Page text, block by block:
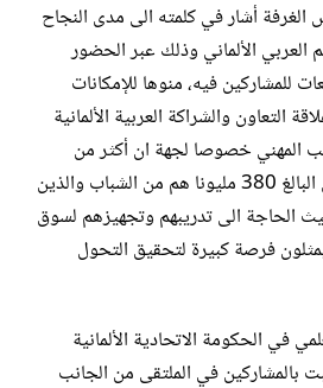
الغرفة أشار في كلمته الى مدى النجاح
العربي الألماني وذلك عبر الحضور
للمشاركين فيه، منوها للإمكانات
التعاون والشراكة العربية الألمانية
المهني خصوصا لجهة ان أكثر من
نصف سكان العالم العربي البالغ 380 مليونا هم من الشباب والذين
الحاجة الى تدريبهم وتجهيزهم لسوق
فرصة كبيرة لتحقيق التحول
في الحكومة الاتحادية الألمانية
بالمشاركين في الملتقى من الجانب